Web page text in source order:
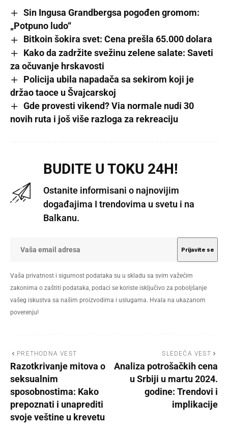
Sin Ingusa Grandbergsa pogođen gromom:
„Potpuno ludo“
Bitkoin šokira svet: Cena prešla 65.000 dolara
Kako da zadržite svežinu zelene salate: Saveti
za očuvanje hrskavosti
Policija ubila napadača sa sekirom koji je
držao taoce u Švajcarskoj
Gde provesti vikend? Via normale nudi 30
novih ruta i još više razloga za rekreaciju
BUDITE U TOKU 24H!
Ostanite informisani o najnovijim
događajima I trendovima u svetu i na
Balkanu.
Vaša privatnost i sigurnost podataka su u skladu sa svim važećim
zakonima o zaštiti podataka, podaci se koriste isključivo za poboljšanje
vašeg iskustva sa našim proizvodima i uslugama. Hvala na ukazanom
poverenju!
PRETHODNA VEST
Razotkrivanje mitova o
seksualnim
sposobnostima: Kako
prepoznati i unaprediti
svoje veštine u krevetu
SLEDEĆA VEST
Analiza potrošačkih cena
u Srbiji u martu 2024.
godine: Trendovi i
implikacije